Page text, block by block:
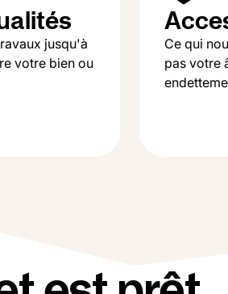
jusqu'à
votre bien ou
Ce qui
pas votre